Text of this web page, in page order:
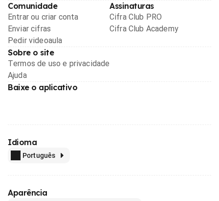
Comunidade
Entrar ou criar conta
Enviar cifras
Pedir videoaula
Assinaturas
Cifra Club PRO
Cifra Club Academy
Sobre o site
Termos de uso e privacidade
Ajuda
Baixe o aplicativo
Idioma
Português
Aparência